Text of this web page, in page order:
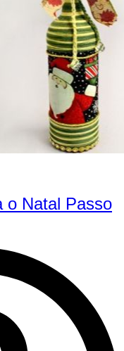
o Natal Passo